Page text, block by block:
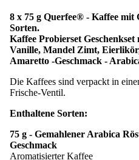
8 x 75 g Querfee® - Kaffee mit
Sorten.
Kaffee Probierset
Vanille, Mandel Zimt,
Amaretto -Geschmack -
Die Kaffees sind verpackt in
Frische-Ventil.
Enthaltene Sorten:
75 g - Gemahlener Arabica
Geschmack
Aromatisierter Kaffee